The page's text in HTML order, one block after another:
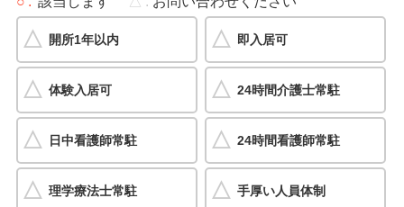
開所1年以内 即入居可
体験入居可 24時間介護士常駐
日中看護師常駐 24時間看護師常駐
理学療法士常駐 手厚い人員体制